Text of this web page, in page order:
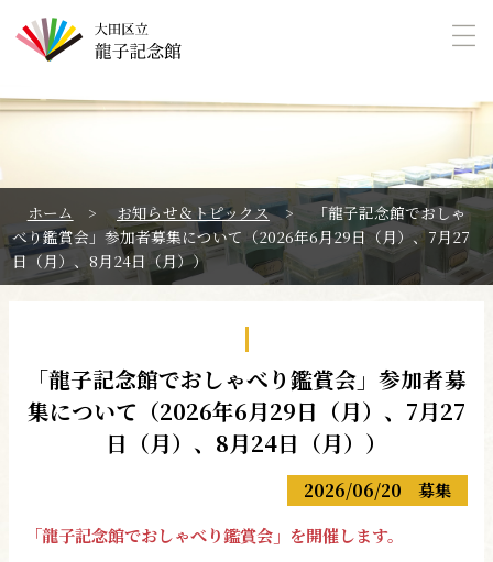
ホーム > お知らせ＆トピックス >
「龍子記念館でおしゃ
べり鑑賞会」参加者募集について（2026年6月29日（月）、7月27
日（月）、8月24日（月））
「龍子記念館でおしゃべり鑑賞会」参加者募
集について（2026年6月29日（月）、7月27
日（月）、8月24日（月））
2026/06/20
募集
「龍子記念館でおしゃべり鑑賞会」を開催します。